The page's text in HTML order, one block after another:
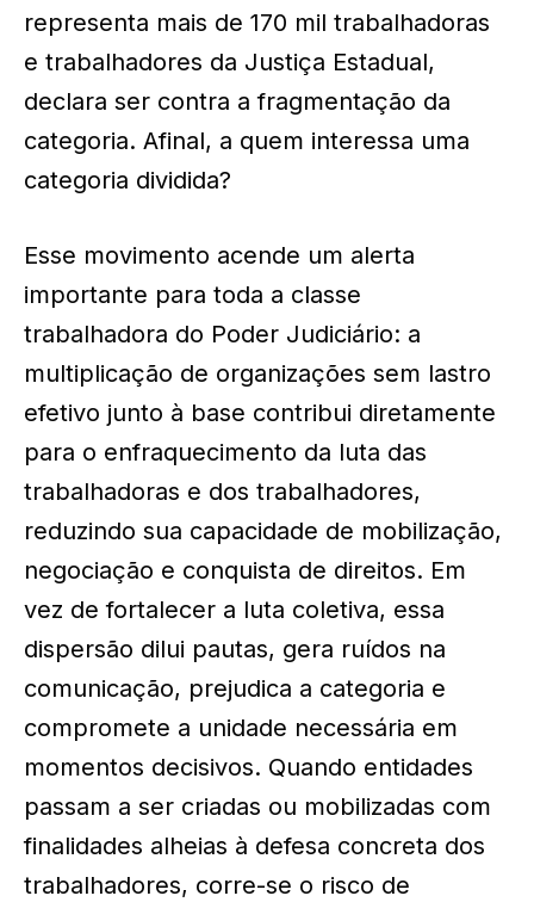
representa mais de 170 mil trabalhadoras
e trabalhadores da Justiça Estadual,
declara ser contra a fragmentação da
categoria. Afinal, a quem interessa uma
categoria dividida?
Esse movimento acende um alerta
importante para toda a classe
trabalhadora do Poder Judiciário: a
multiplicação de organizações sem lastro
efetivo junto à base contribui diretamente
para o enfraquecimento da luta das
trabalhadoras e dos trabalhadores,
reduzindo sua capacidade de mobilização,
negociação e conquista de direitos. Em
vez de fortalecer a luta coletiva, essa
dispersão dilui pautas, gera ruídos na
comunicação, prejudica a categoria e
compromete a unidade necessária em
momentos decisivos. Quando entidades
passam a ser criadas ou mobilizadas com
finalidades alheias à defesa concreta dos
trabalhadores, corre-se o risco de